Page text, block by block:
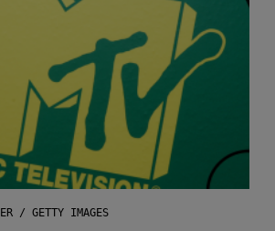
/ GETTY IMAGES